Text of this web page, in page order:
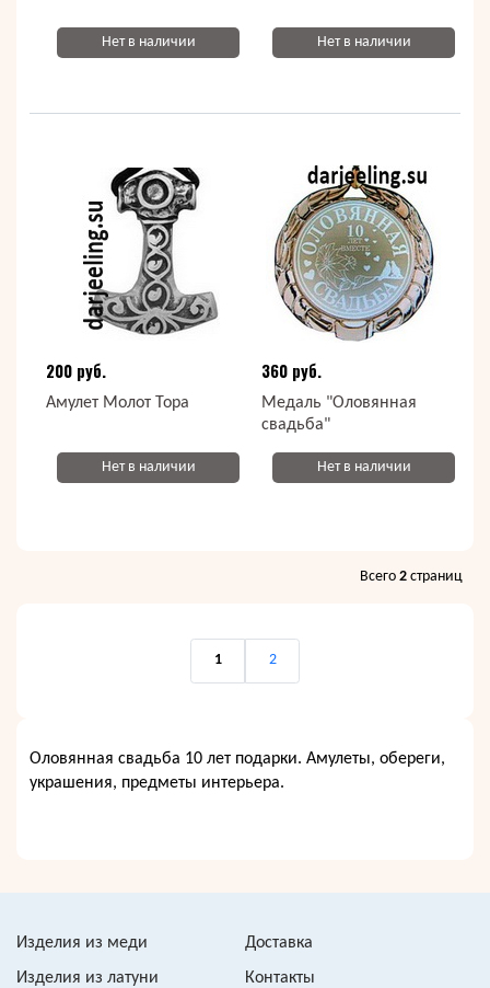
Нет в наличии Нет в наличии
200 руб.
Амулет Молот Тора
Нет в наличии
360 руб.
Медаль "Оловянная
свадьба"
Нет в наличии
Всего 2 страниц
1 2
Оловянная свадьба 10 лет подарки. Амулеты, обереги,
украшения, предметы интерьера.
Изделия из меди
Изделия из латуни
Доставка
Контакты